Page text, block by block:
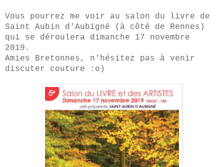
Vous pourrez me voir au salon du livre de
Saint Aubin d'Aubigné (à côté de Rennes)
qui se déroulera dimanche 17 novembre
2019.
Amies Bretonnes, n'hésitez pas à venir
discuter couture :o)